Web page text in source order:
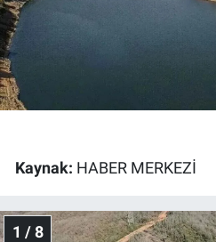
Kaynak: HABER MERKEZİ
1 / 8
Gün Bitiyor
Gün Ortası